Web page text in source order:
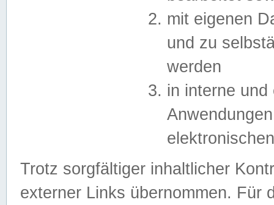
mit eigenen
und zu
werden
in interne
Trotz sorgfältiger inhaltlicher
externer Links übernommen. Für